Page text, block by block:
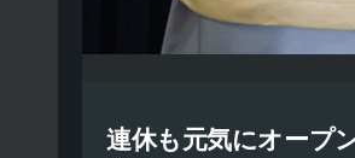
連休も元気にオープ